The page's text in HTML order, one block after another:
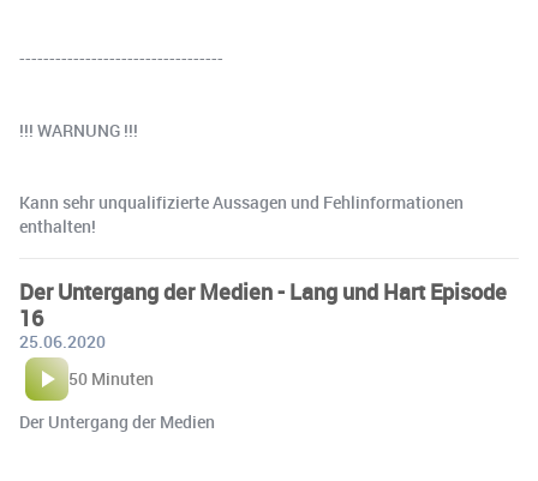
----------------------------------
!!! WARNUNG !!!
Kann sehr unqualifizierte Aussagen und Fehlinformationen
enthalten!
Der Untergang der Medien - Lang und Hart Episode
16
25.06.2020
50 Minuten
Der Untergang der Medien